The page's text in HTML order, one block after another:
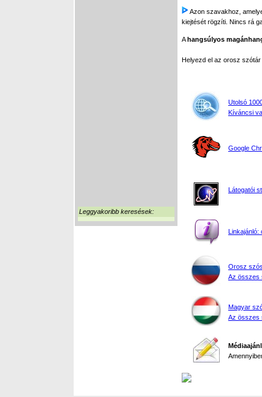
Leggyakoribb keresések:
Azon szavakhoz,
kiejtését rögzíti. Nincs rá
Ahangsúlyos
Helyezd el az orosz
Utolsó
Kíváncsi
Google
Látogatói
Linkajánló:
Orosz
Az összes
Magyar
Az összes